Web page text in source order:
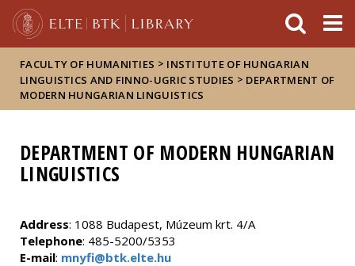
FACULTY OF HUMANITIES > INSTITUTE OF HUNGARIAN
LINGUISTICS AND FINNO-UGRIC STUDIES > DEPARTMENT OF
MODERN HUNGARIAN LINGUISTICS
DEPARTMENT OF MODERN HUNGARIAN
LINGUISTICS
Address: 1088 Budapest, Múzeum krt. 4/A
Telephone: 485-5200/5353
E-mail: mnyfi@btk.elte.hu